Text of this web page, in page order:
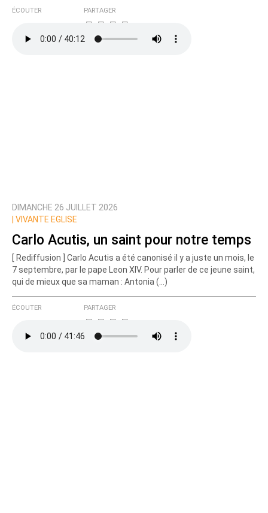
ÉCOUTER PARTAGER
DIMANCHE 26 JUILLET 2026
VIVANTE EGLISE
Carlo Acutis, un saint pour notre temps
[ Rediffusion ] Carlo Acutis a été canonisé il y a juste un mois, le
7 septembre, par le pape Leon XIV. Pour parler de ce jeune saint,
qui de mieux que sa maman : Antonia (…)
ÉCOUTER PARTAGER